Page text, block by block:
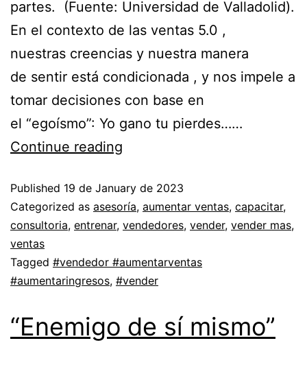
partes. (Fuente: Universidad de Valladolid).
En el contexto de las ventas 5.0 ,
nuestras creencias y nuestra manera
de sentir está condicionada , y nos impele a
tomar decisiones con base en
el “egoísmo”: Yo gano tu pierdes……
Continue reading
Published 19 de January de 2023
Categorized as asesoría, aumentar ventas, capacitar,
consultoria, entrenar, vendedores, vender, vender mas,
ventas
Tagged #vendedor #aumentarventas
#aumentaringresos, #vender
“Enemigo de sí mismo”